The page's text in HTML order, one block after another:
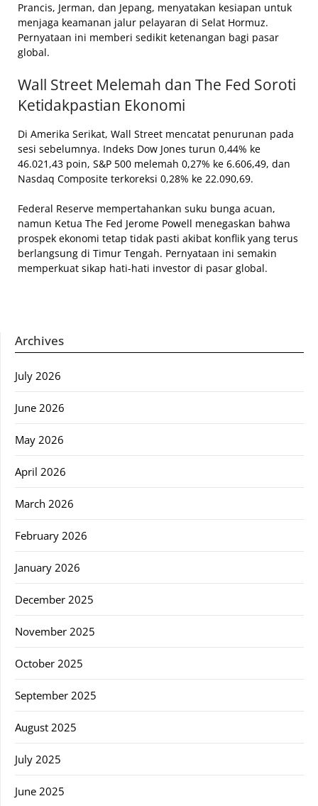
Prancis, Jerman, dan Jepang, menyatakan kesiapan untuk
menjaga keamanan jalur pelayaran di Selat Hormuz.
Pernyataan ini memberi sedikit ketenangan bagi pasar
global.
Wall Street Melemah dan The Fed Soroti
Ketidakpastian Ekonomi
Di Amerika Serikat, Wall Street mencatat penurunan pada
sesi sebelumnya. Indeks Dow Jones turun 0,44% ke
46.021,43 poin, S&P 500 melemah 0,27% ke 6.606,49, dan
Nasdaq Composite terkoreksi 0,28% ke 22.090,69.
Federal Reserve mempertahankan suku bunga acuan,
namun Ketua The Fed Jerome Powell menegaskan bahwa
prospek ekonomi tetap tidak pasti akibat konflik yang terus
berlangsung di Timur Tengah. Pernyataan ini semakin
memperkuat sikap hati-hati investor di pasar global.
Archives
July 2026
June 2026
May 2026
April 2026
March 2026
February 2026
January 2026
December 2025
November 2025
October 2025
September 2025
August 2025
July 2025
June 2025